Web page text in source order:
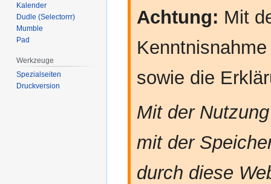
Achtung: Mit
sowie die
Mit der
mit der
durch diese
Kalender
Dudle (Selectorrr)
Mumble
Pad
Werkzeuge
Spezialseiten
Druckversion